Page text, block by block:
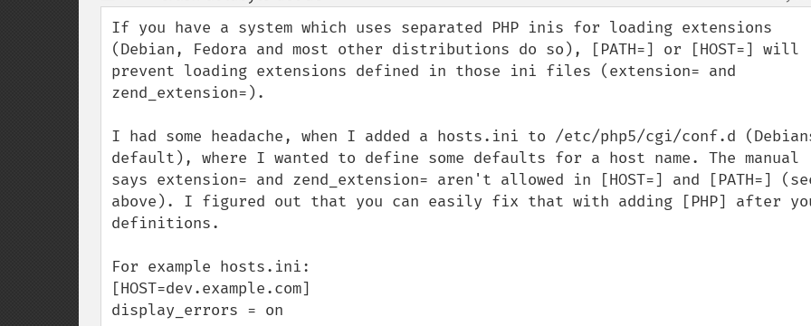
down
If you have a system which uses separated PHP inis for loading extensions
(Debian, Fedora and most other distributions do so), [PATH=] or [HOST=] will
prevent loading extensions defined in those ini files (extension= and
zend_extension=).
I had some headache, when I added a hosts.ini to /etc/php5/cgi/conf.d
default), where I wanted to define some defaults for a host name. The manual
says extension= and zend_extension= aren't allowed in [HOST=] and [PATH=]
above). I figured out that you can easily fix that with adding [PHP] after
definitions.
For example hosts.ini:
[HOST=dev.example.com]
display_errors = on